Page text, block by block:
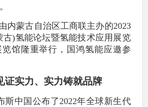
内蒙古自治区工商联主办的2023
古)氢能论坛暨氢能技术应用展览
馆隆重举行，国鸿氢能应邀参
证实力、实力铸就品牌
斯中国公布了2022年全球新生代